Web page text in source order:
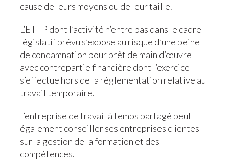
cause de leurs moyens ou de leur taille.
L’ETTP dont l’activité n’entre pas dans le cadre
législatif prévu s’expose au risque d’une peine
de condamnation pour prêt de main d’œuvre
avec contrepartie financière dont l’exercice
s’effectue hors de la réglementation relative au
travail temporaire.
L’entreprise de travail à temps partagé peut
également conseiller ses entreprises clientes
sur la gestion de la formation et des
compétences.